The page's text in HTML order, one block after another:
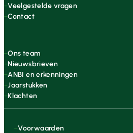
Veelgestelde vragen
Contact
Ons team
Nieuwsbrieven
ANBI en erkenningen
Jaarstukken
Klachten
Voorwaarden